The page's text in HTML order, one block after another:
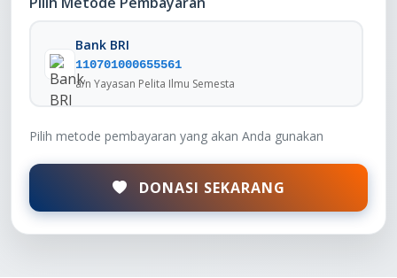
Bank BRI
110701000655561
a/n Yayasan Pelita Ilmu Semesta
Pilih metode pembayaran yang akan Anda gunakan
DONASI SEKARANG